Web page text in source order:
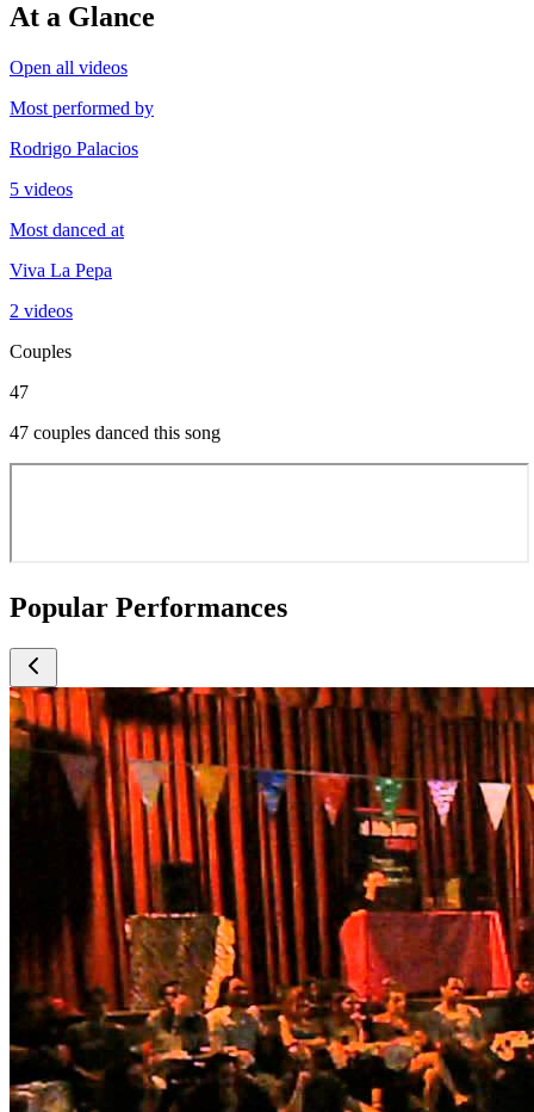
At a Glance
Open all videos
Most performed by
Rodrigo Palacios
5 videos
Most danced at
Viva La Pepa
2 videos
Couples
47
47 couples danced this song
Popular Performances